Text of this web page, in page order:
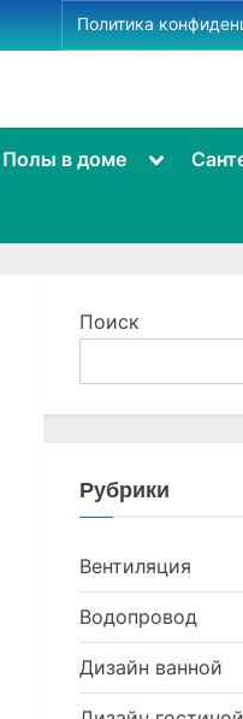
Политика
Полы в доме
Toggle
Поиск
Рубрики
Вентиляция
Водопровод
Дизайн ванной